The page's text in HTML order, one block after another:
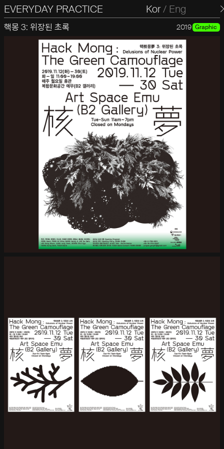
EVERYDAY PRACTICE
일상의실천 Kor/ Eng
핵몽 3: 위장된 초록 2019 Graphic